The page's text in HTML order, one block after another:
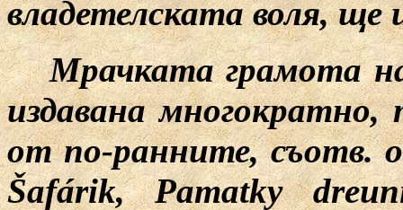
владетелската воля,
Мрачката грамота
издавана
от по-ранните, съотв.
Šafárik,Pamatky